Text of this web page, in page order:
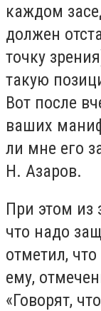
каждом
должен
точку
такую
Вот после
ваших
ли мне его
Н. Азаров.
При этом из
что надо
отметил,
ему,
«Говорят,